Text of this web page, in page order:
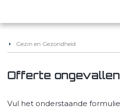
Gezin en Gezondheid
Offerte
Vul het onderstaande